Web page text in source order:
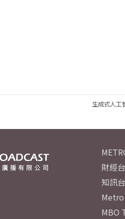
生成式人工
財經台
知訊台
MBO